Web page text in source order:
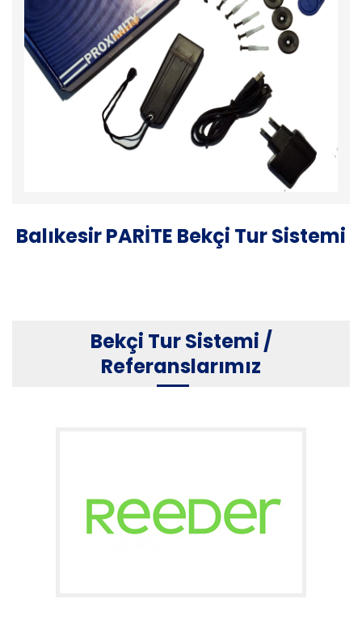
Balıkesir PARİTE Bekçi Tur Sistemi
Bekçi Tur Sistemi /
Referanslarımız